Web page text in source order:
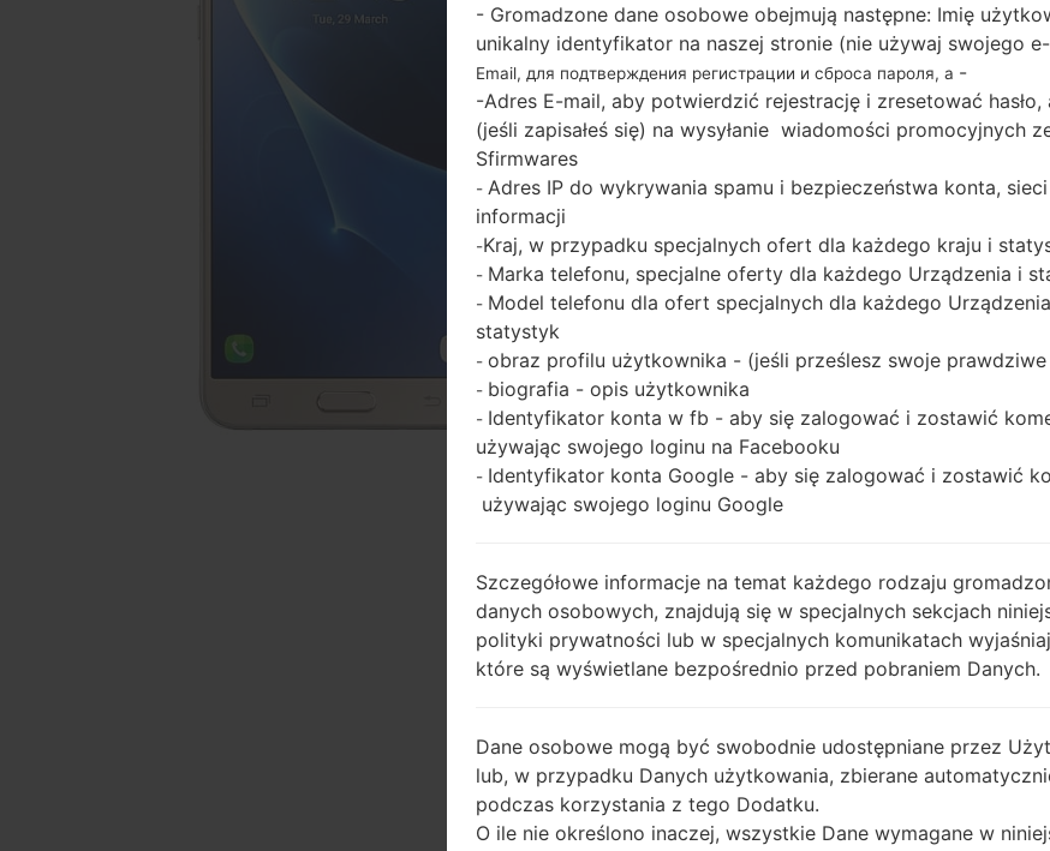
Pobierz najnowszą aktualizację
nie zapomnij sprawdzić, czy numer modelu
J710MN. Kod oprogramowania układowego
wersją PDA J710MNUBU3AQD2, wersja
J710MNUBU3AQD2. Wersja systemu
Android Marshmallow 6.0.1. Pełny poradnik na
NAZWA PLIKU
SM-J710MN_1_20170714170126_
yankuon840
ROZMIAR PLIKU
Android Marshmallow 6.0.1
CSC WERSJA J710MNUWE3AQF1
ANTEL
1.SPRAWDŹ RECAPTCHA
- Gromadzone dane osobowe obejmują następne: Imię
unikalny identyfikator na naszej stronie (nie używaj swojego
Email, для подтверждения регистрации и сброса пароля, а -
-Adres E-mail, aby potwierdzić rejestrację i zresetować hasło,
(jeśli zapisałeś się) na wysyłanie wiadomości promocyjnych
Sfirmwares
- Adres IP do wykrywania spamu i bezpieczeństwa konta,
informacji
-Kraj, w przypadku specjalnych ofert dla każdego kraju i
- Marka telefonu, specjalne oferty dla każdego Urządzenia i
- Model telefonu dla ofert specjalnych dla każdego
statystyk
- obraz profilu użytkownika - (jeśli prześlesz swoje prawdziwe
- biografia - opis użytkownika
- Identyfikator konta w fb - aby się zalogować i zostawić
używając swojego loginu na Facebooku
- Identyfikator konta Google - aby się zalogować i zostawić
używając swojego loginu Google
Szczegółowe informacje na temat każdego rodzaju
danych osobowych, znajdują się w specjalnych sekcjach
polityki prywatności lub w specjalnych komunikatach
które są wyświetlane bezpośrednio przed pobraniem Danych.
Dane osobowe mogą być swobodnie udostępniane przez
lub, w przypadku Danych użytkowania, zbierane
podczas korzystania z tego Dodatku.
O ile nie określono inaczej, wszystkie Dane wymagane w